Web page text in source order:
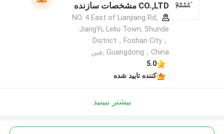
CO.,LTD مشخصات سازنده
NO. 4 East of Lianjiang Rd,
JiangYi, Leliu Town, Shunde
District，Foshan City，
Guangdong，China ,چین
5.0
کننده تایید شده
بیشتر ببینید